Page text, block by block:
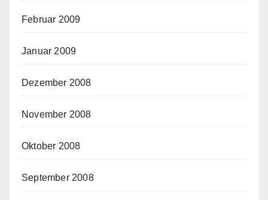
Februar 2009
Januar 2009
Dezember 2008
November 2008
Oktober 2008
September 2008